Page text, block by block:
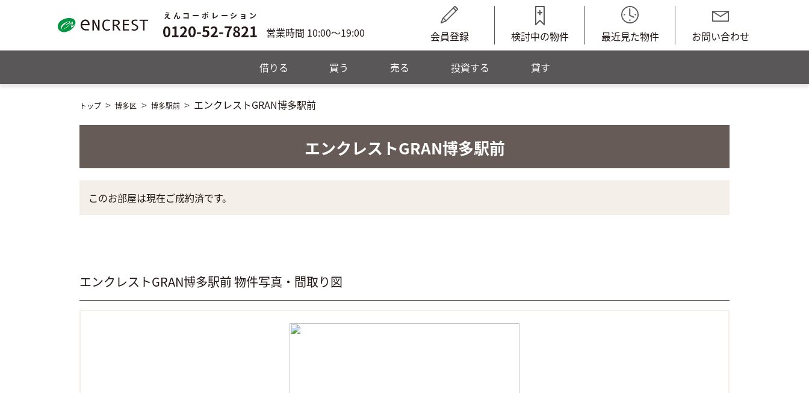
0120-52-7821
えんコーポレーション
営業時間 10:00～19:00 会員登録 検討中の物件 最近見た物件 お問い合わせ
借りる 買う 売る 投資する 貸す
トップ 博多区 博多駅前 エンクレストGRAN博多駅前
エンクレストGRAN博多駅前
このお部屋は現在ご成約済です。
エンクレストGRAN博多駅前 物件写真・間取り図